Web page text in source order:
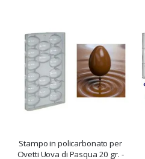
Stampo in policarbonato per
Ovetti Uova di Pasqua 20 gr. -